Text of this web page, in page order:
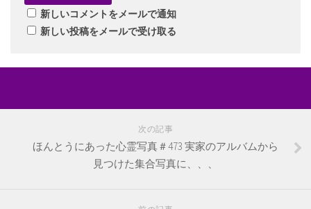
新しいコメントをメールで通知
新しい投稿をメールで受け取る
次の記事
ほんとうにあった心霊写真＃473 実家のアルバムから
見つけた集合写真に、、、